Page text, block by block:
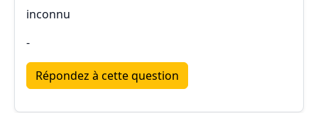
inconnu
-
Répondez à cette question